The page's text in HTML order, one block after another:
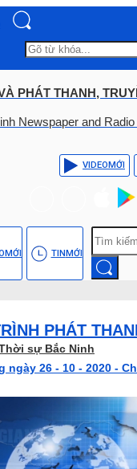
PHÁT THANH,
Newspaper and
VIDEOMỚI
MỚI TINMỚI
PHÁT
sự Bắc Ninh
ngày 26 - 10 - 2020 -